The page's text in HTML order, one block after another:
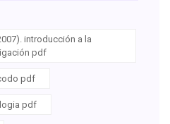
introducción a la
pdf
pdf
pdf